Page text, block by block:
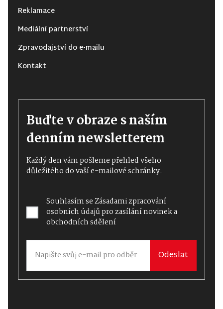
Reklamace
Mediální partnerství
Zpravodajství do e-mailu
Kontakt
Buďte v obraze s naším
denním newsletterem
Každý den vám pošleme přehled všeho
důležitého do vaší e-mailové schránky.
Souhlasím seZásadami zpracování
osobních údajůpro zasílání novinek a
obchodních sdělení
Odeslat